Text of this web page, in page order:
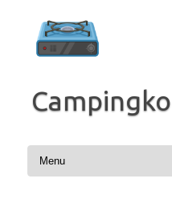
springen